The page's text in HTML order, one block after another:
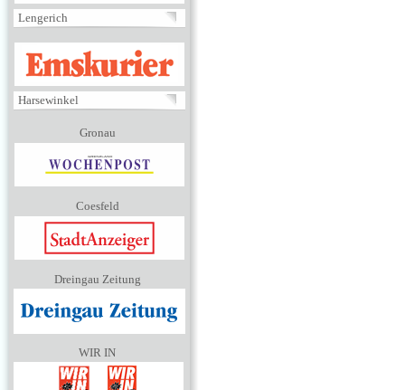
Lengerich
EMSKURIER
Harsewinkel
Gronau
Coesfeld
Dreingau Zeitung
WIR IN